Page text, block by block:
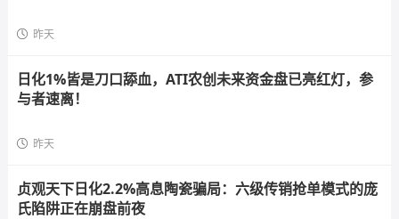
昨天
日化1%皆是刀口舔血，ATI农创未来资金盘已亮红灯，参
与者速离！
昨天
贞观天下日化2.2%高息陶瓷骗局：六级传销抢单模式的庞
氏陷阱正在崩盘前夜